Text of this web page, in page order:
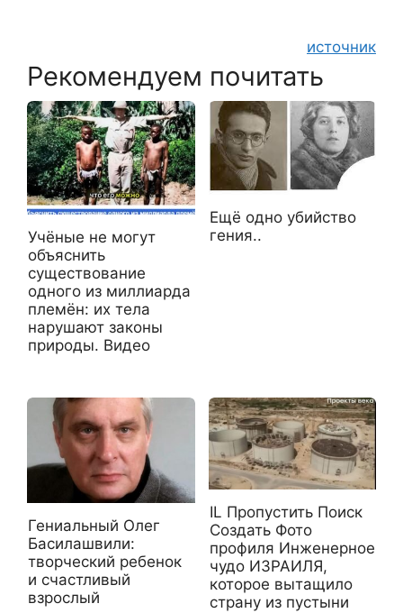
источник
Рекомендуем почитать
Учёные не могут
объяснить
существование
одного из миллиарда
племён: их тела
нарушают законы
природы. Видео
Ещё одно убийство
гения..
Гениальный Олег
Басилашвили:
творческий ребенок
и счастливый
взрослый
IL Пропустить Поиск
Создать Фото
профиля Инженерное
чудо ИЗРАИЛЯ,
которое вытащило
страну из пустыни